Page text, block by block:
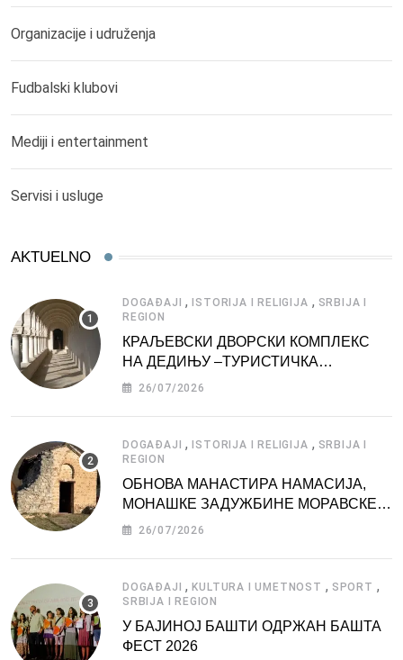
Organizacije i udruženja
Fudbalski klubovi
Mediji i entertainment
Servisi i usluge
AKTUELNO
DOGAĐAJI , ISTORIJA I RELIGIJA , SRBIJA I
REGION
КРАЉЕВСКИ ДВОРСКИ КОМПЛЕКС
НА ДЕДИЊУ –ТУРИСТИЧКА
АТРАКЦИЈА
26/07/2026
DOGAĐAJI , ISTORIJA I RELIGIJA , SRBIJA I
REGION
ОБНОВА МАНАСТИРА НАМАСИЈА,
МОНАШКЕ ЗАДУЖБИНЕ МОРАВСКЕ
СРБИЈЕ
26/07/2026
DOGAĐAJI ,KULTURA I UMETNOST , SPORT ,
SRBIJA I REGION
У БАЈИНОЈ БАШТИ ОДРЖАН БАШТА
ФЕСТ 2026